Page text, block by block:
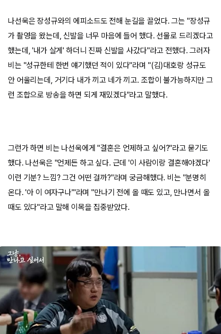
나선욱은 장성규와의 에피소드도 전해 눈길을 끌었다. 그는 "장성규
가 촬영을 왔는데, 신발을 너무 마음에 들어 했다. 선물로 드리겠다고
했는데, '내가 살게' 하더니 진짜 신발을 사갔다"라고 전했다. 그러자
비는 "성규한테 한번 얘기했던 적이 있다"라며 "(김)대호랑 성규도
안 어울리는데, 거기다 내가 끼고 네가 끼고. 조합이 불가능하지만 그
런 조합으로 방송을 하면 되게 재밌겠다"라고 말했다.
그런가 하면 비는 나선욱에게 "결혼은 언제하고 싶어?"라고 묻기도
했다. 나선욱은 "언제든 하고 싶다. 근데 '이 사람이랑 결혼해야겠다'
이런 기분? 느낌? 그건 어떤 걸까?"라며 궁금해했다. 비는 "분명히
온다. '아 이 여자구나'"라며 "만나기 전에 올 때도 있고, 만나면서 올
때도 있다"라고 말해 이목을 집중받았다.